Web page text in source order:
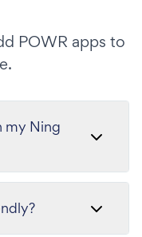
POWR apps to
my Ning